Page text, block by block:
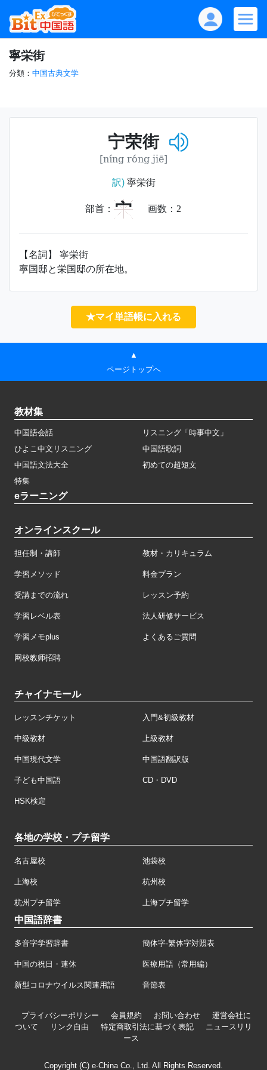
寧栄街
分類： 中国古典文学
宁荣街
[níng róng jiē]
訳)寧栄街
部首： 宀 画数： 2
【名詞】 寧栄街
寧国邸と栄国邸の所在地。
★マイ単語帳に入れる
▲
ページトップへ
教材集
中国語会話
リスニング「時事中文」
ひよこ中文リスニング
中国語歌詞
中国語文法大全
初めての超短文
特集
eラーニング
オンラインスクール
担任制・講師 教材・カリキュラム
学習メソッド 料金プラン
受講までの流れ レッスン予約
学習レベル表 法人研修サービス
学習メモplus よくあるご質問
网校教师招聘
チャイナモール
レッスンチケット 入門&初級教材
中級教材 上級教材
中国現代文学 中国語翻訳版
子ども中国語 CD・DVD
HSK検定
各地の学校・プチ留学
名古屋校 池袋校
上海校 杭州校
杭州プチ留学 上海プチ留学
中国語辞書
多音字学習辞書 簡体字·繁体字対照表
中国の祝日・連休 医療用語（常用編）
新型コロナウイルス関連用語 音節表
プライバシーポリシー 会員規約 お問い合わせ
運営会社に
ついて
リンク自由 特定商取引法に基づく表記
ニュースリリ
ース
Copyright (C) e-China Co., Ltd. All Rights Reserved.